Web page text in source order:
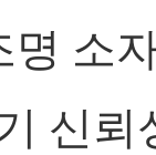
명 소
신뢰